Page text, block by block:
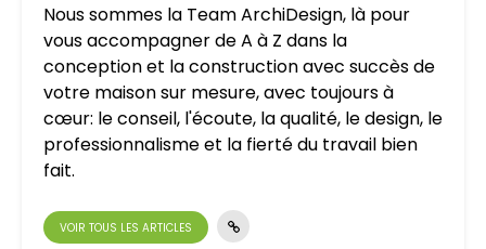
Nous sommes la Team ArchiDesign, là pour
vous accompagner de A à Z dans la
conception et la construction avec succès de
votre maison sur mesure, avec toujours à
cœur: le conseil, l'écoute, la qualité, le design, le
professionnalisme et la fierté du travail bien
fait.
VOIR TOUS LES ARTICLES